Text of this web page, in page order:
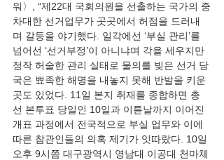
워〉, “제22대 국회의원을 선출하는 국가의 중
차대한 선거업무가 곳곳에서 허점을 드러내
며 갈등을 야기했다. 일각에선 ‘부실 관리’를
넘어선 ‘선거부정’이 아니냐며 각을 세우지만
정작 허술한 관리 실태로 물의를 빚은 선거 당
국은 뾰족한 해명을 내놓지 못해 반발을 키운
곳도 있었다. 11일 본지 취재를 종합하면 총
선 본투표 당일인 10일과 이튿날까지 이어진
개표 과정에서 전국적으로 부실 업무와 이에
따른 참관인들의 의혹 제기가 잇따랐다. 10일
오후 9시쯤 대구광역시 영남대 이공대 천마체